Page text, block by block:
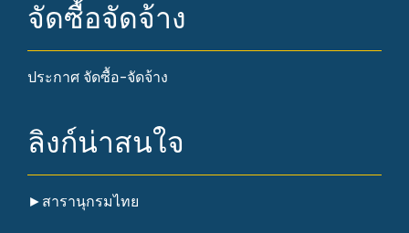
จัดซื้อจัดจ้าง
ประกาศ จัดซื้อ-จัดจ้าง
ลิงก์น่าสนใจ
► สารานุกรมไทย